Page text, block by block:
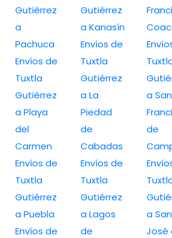
Gutiérrez
a
Pachuca
Envíos de
Tuxtla
Gutiérrez
a Playa
del
Carmen
Envíos de
Tuxtla
Gutiérrez
a Puebla
Envíos de
Gutiérrez
a Kanasín
Envíos de
Tuxtla
Gutiérrez
a La
Piedad
de
Cabadas
Envíos de
Tuxtla
Gutiérrez
a Lagos
de
a San
de
a San
José